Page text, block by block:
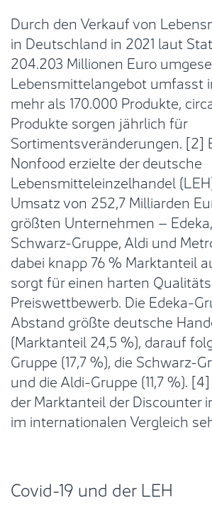
Durch den Verkauf von
in Deutschland in 2021 laut
204.203 Millionen Euro
Lebensmittelangebot umfasst
mehr als 170.000 Produkte,
Produkte sorgen jährlich für
Sortimentsveränderungen. [2]
Nonfood erzielte der deutsche
Lebensmitteleinzelhandel
Umsatz von 252,7 Milliarden
größten Unternehmen –
Schwarz-Gruppe, Aldi und
dabei knapp 76 % Marktanteil
sorgt für einen harten
Preiswettbewerb. Die Edeka-
Abstand größte deutsche
(Marktanteil 24,5 %), darauf
Gruppe (17,7 %), die Schwarz-
und die Aldi-Gruppe (11,7 %).
der Marktanteil der Discounter
im internationalen Vergleich
Covid-19 und der LEH